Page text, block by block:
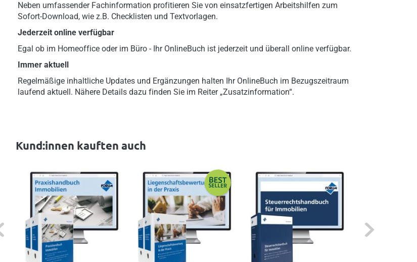
Neben umfassender Fachinformation profitieren Sie von einsatzfertigen Arbeitshilfen zum
Sofort-Download, wie z.B. Checklisten und Textvorlagen.
Jederzeit online verfügbar
Egal ob im Homeoffice oder im Büro - Ihr OnlineBuch ist jederzeit und überall online verfügbar.
Immer aktuell
Regelmäßige inhaltliche Updates und Ergänzungen halten Ihr OnlineBuch im Bezugszeitraum
laufend aktuell. Nähere Details dazu finden Sie im Reiter „Zusatzinformation“.
Kund:innen kauften auch
Next